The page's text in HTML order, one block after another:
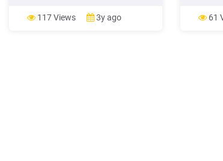
Mercado hospitalario PPG Evolución
del mercado hospitalario (consumos
117 Views 3y ago 61